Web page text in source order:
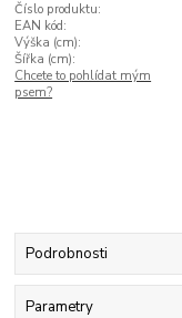
Číslo produktu:
EAN kód:
Výška (cm):
Šířka (cm):
Chcete to pohlídat mým
psem?
Podrobnosti
Parametry